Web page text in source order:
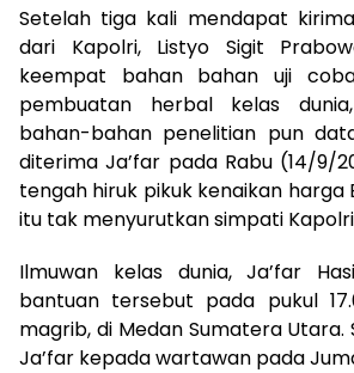
Setelah tiga kali mendapat
dari Kapolri, Listyo Sigit
keempat bahan bahan uji
pembuatan herbal kelas
bahan-bahan penelitian pun
diterima Ja’far pada Rabu (14/9/
tengah hiruk pikuk kenaikan harga
itu tak menyurutkan simpati
Ilmuwan kelas dunia, Ja’far
bantuan tersebut pada pukul
magrib, di Medan Sumatera Utara.
Ja’far kepada wartawan pada